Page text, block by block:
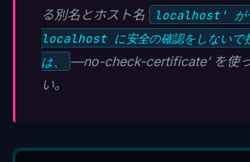
る別名とホスト名
localhost' が
localhost に安全の確認をしないで
は、
—no-check-certificate’ を使
い。